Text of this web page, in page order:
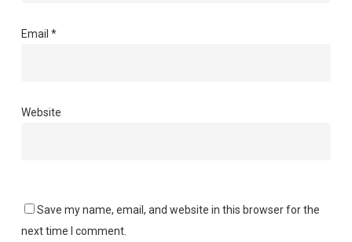
Email *
Website
Save my name, email, and website in this browser for the
next time I comment.